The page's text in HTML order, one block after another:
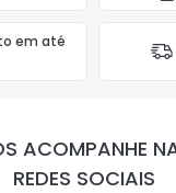
em até
ACOMPANHE
REDES SOCIAIS